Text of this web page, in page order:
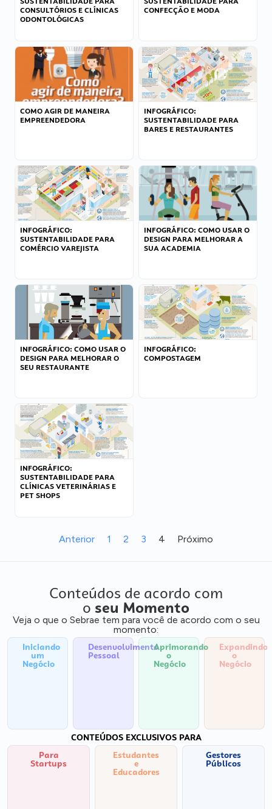
CONSULTÓRIOS E CLÍNICAS
ODONTOLÓGICAS
CONFECÇÃO E MODA
COMO AGIR DE MANEIRA
EMPREENDEDORA
INFOGRÁFICO:
SUSTENTABILIDADE PARA
BARES E RESTAURANTES
INFOGRÁFICO:
SUSTENTABILIDADE PARA
COMÉRCIO VAREJISTA
INFOGRÁFICO: COMO USAR O
DESIGN PARA MELHORAR A
SUA ACADEMIA
INFOGRÁFICO: COMO USAR O
DESIGN PARA MELHORAR O
SEU RESTAURANTE
INFOGRÁFICO:
COMPOSTAGEM
INFOGRÁFICO:
SUSTENTABILIDADE PARA
CLÍNICAS VETERINÁRIAS E
PET SHOPS
Anterior 1 2 3 4 Próximo
Conteúdos de acordo com
o seu Momento
Veja o que o Sebrae tem para você de acordo com o seu
momento:
Iniciando
um
Negócio
Desenvolvimento
Pessoal
Aprimorando
o
Negócio
Expandindo
o
Negócio
CONTEÚDOS EXCLUSIVOS PARA
Para
Startups
Estudantes
e
Educadores
Gestores
Públicos